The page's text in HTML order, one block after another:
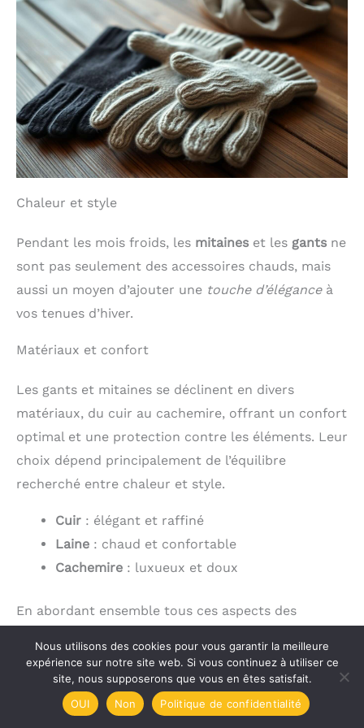
anniversaire, départ en
vacances ou fête d’été
Chaleur et style
Pendant les mois froids, les mitaines et les gants ne
sont pas seulement des accessoires chauds, mais
aussi un moyen d’ajouter une touche d’éléganceà
vos tenues d’hiver.
Matériaux et confort
Les gants et mitaines se déclinent en divers
matériaux, du cuir au cachemire, offrant un confort
optimal et une protection contre les éléments. Leur
choix dépend principalement de l’équilibre
recherché entre chaleur et style.
Cuir : élégant et raffiné
Laine : chaud et confortable
Cachemire : luxueux et doux
En abordant ensemble tous ces aspects des
un panorama complet pour vous aider à choisir le
cadeau idéal. Passons maintenant à notre
récapitulatif.
Nous utilisons des cookies pour vous garantir la meilleure
expérience sur notre site web. Si vous continuez à utiliser ce
site, nous supposerons que vous en êtes satisfait.
OUI
Non Politique de confidentialité